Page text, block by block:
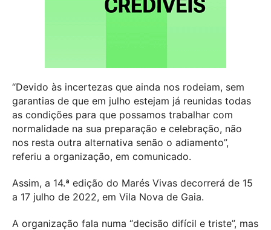
“Devido às incertezas que ainda nos rodeiam, sem
garantias de que em julho estejam já reunidas todas
as condições para que possamos trabalhar com
normalidade na sua preparação e celebração, não
nos resta outra alternativa senão o adiamento”,
referiu a organização, em comunicado.
Assim, a 14.ª edição do Marés Vivas decorrerá de 15
a 17 julho de 2022, em Vila Nova de Gaia.
A organização fala numa “decisão difícil e triste”, mas